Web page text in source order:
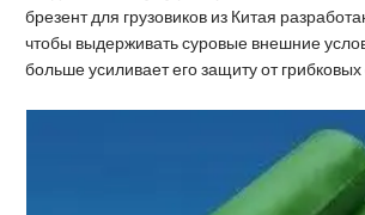
брезент для грузовиков из Китая
чтобы выдерживать суровые внешние
больше усиливает его защиту от